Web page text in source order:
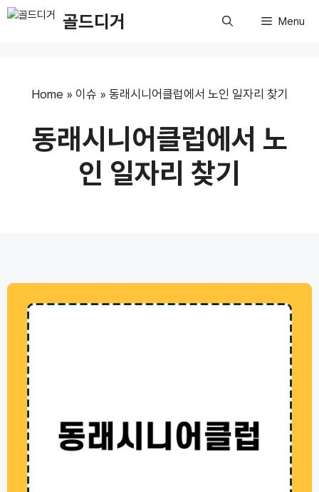
Skip
골드디거 Menu
Home » 이슈 » 동래시니어클럽에서 노인 일자리 찾기
동래시니어클럽에서 노
인 일자리 찾기